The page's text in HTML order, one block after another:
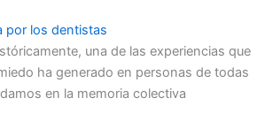
por los dentistas
una de las experiencias que
ha generado en personas de todas
en la memoria colectiva